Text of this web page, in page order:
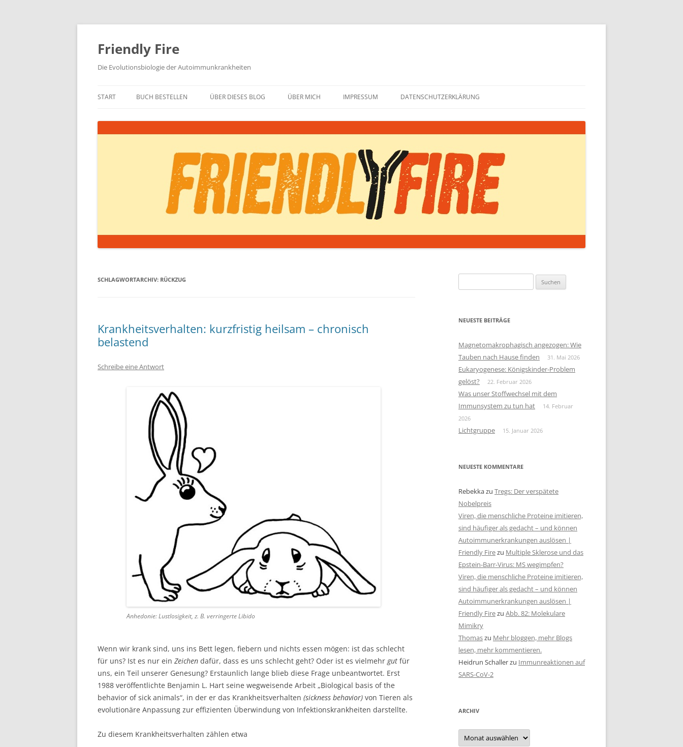
Zum
springen
Friendly Fire
Die Evolutionsbiologie der Autoimmunkrankheiten
START BUCH BESTELLEN ÜBER DIESES BLOG ÜBER MICH IMPRESSUM DATENSCHUTZERKLÄRUNG
SCHLAGWORTARCHIV: RÜCKZUG
Krankheitsverhalten: kurzfristig heilsam – chronisch
belastend
Schreibe eine Antwort
Anhedonie: Lustlosigkeit, z. B. verringerte Libido
Wenn wir krank sind, uns ins Bett legen, fiebern und nichts essen mögen: ist das schlecht
für uns? Ist es nur ein Zeichen dafür, dass es uns schlecht geht? Oder ist es vielmehr gut für
uns, ein Teil unserer Genesung? Erstaunlich lange blieb diese Frage unbeantwortet. Erst
1988 veröffentlichte Benjamin L. Hart seine wegweisende Arbeit „Biological basis of the
behavior of sick animals“, in der er das Krankheitsverhalten (sickness behavior) von Tieren als
evolutionäre Anpassung zur effizienten Überwindung von Infektionskrankheiten darstellte.
Zu diesem Krankheitsverhalten zählen etwa
nach:
NEUESTE BEITRÄGE
Magnetomakrophagisch angezogen: Wie
Tauben nach Hause finden
31. Mai 2026
Eukaryogenese: Königskinder-Problem
gelöst?
22. Februar 2026
Was unser Stoffwechsel mit dem
Immunsystem zu tun hat
14. Februar
2026
Lichtgruppe 15. Januar 2026
NEUESTE KOMMENTARE
Rebekkazu Tregs: Der verspätete
Nobelpreis
Viren, die menschliche Proteine imitieren,
sind häufiger als gedacht – und können
Autoimmunerkrankungen auslösen |
Friendly Firezu Multiple Sklerose und das
Epstein-Barr-Virus: MS wegimpfen?
Viren, die menschliche Proteine imitieren,
sind häufiger als gedacht – und können
Autoimmunerkrankungen auslösen |
Friendly Firezu Abb. 82: Molekulare
Mimikry
Thomaszu Mehr bloggen, mehr Blogs
lesen, mehr kommentieren.
Heidrun Schallerzu Immunreaktionen auf
SARS-CoV-2
ARCHIV
Archiv